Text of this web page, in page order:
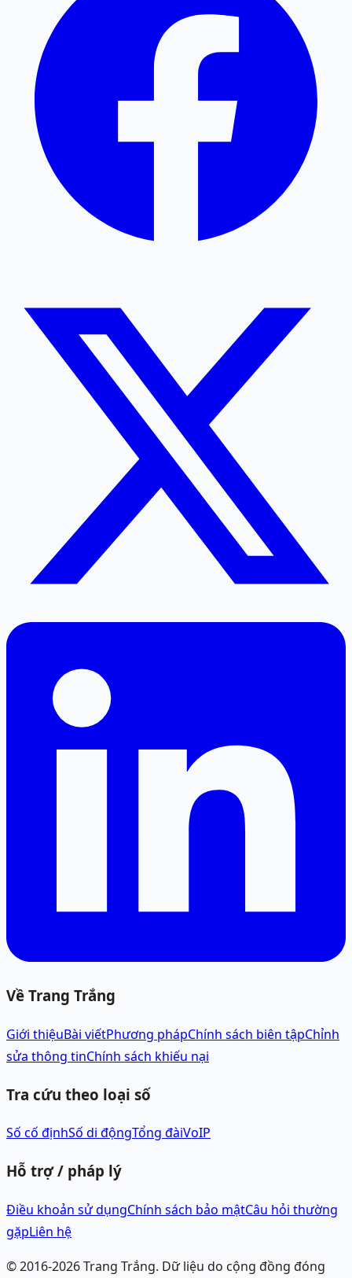
Về Trang Trắng
Giới thiệuBài viếtPhương phápChính sách biên tậpChỉnh
sửa thông tinChính sách khiếu nại
Tra cứu theo loại số
Số cố địnhSố di độngTổng đàiVoIP
Hỗ trợ / pháp lý
Điều khoản sử dụngChính sách bảo mậtCâu hỏi thường
gặpLiên hệ
© 2016-2026Trang Trắng. Dữ liệu do cộng đồng đóng